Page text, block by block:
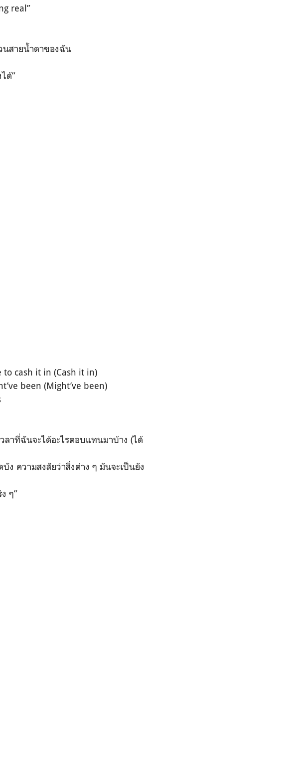
real”
นสายน้ำตาของฉัน
ด้”
to cash it in (Cash it in)
been (Might’ve been)
ลาที่ฉันจะได้อะไรตอบแทนมาบ้าง (ได้
ง ความสงสัยว่าสิ่งต่าง ๆ มันจะเป็นยัง
ๆ”